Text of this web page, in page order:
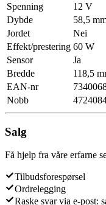
Spenning
12 V
Dybde
58,5
Jordet
Nei
Effekt/prestering 60 W
Sensor
Ja
Bredde
118,5
EAN-nr
Nobb
Salg
Få hjelp fra våre erfarne
Tilbudsforespørsel
Ordrelegging
Raske svar via e-post: